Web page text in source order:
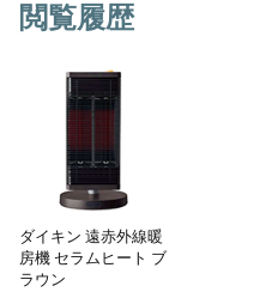
閲覧履歴
ダイキン 遠赤外線暖
房機 セラムヒート ブ
ラウン